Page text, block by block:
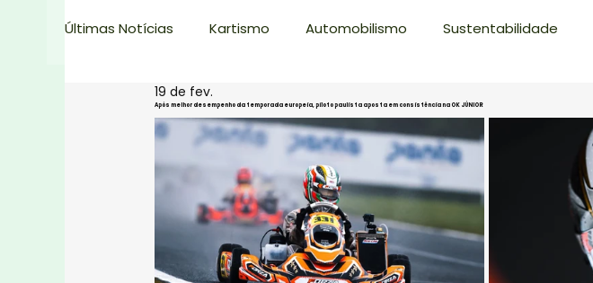
Últimas Notícias Kartismo Automobilismo Sustentabilidade
Sul Brasileiro de Kart Copa do Brasil de Kart BRK
19 de fev.
Após melhor desempenho da temporada europeia, piloto paulista aposta em consistência na OK JÚNIOR